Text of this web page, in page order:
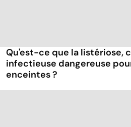
Qu'est-ce que la listériose,
infectieuse dangereuse
enceintes ?